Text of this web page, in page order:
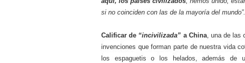
si no coinciden con las de la mayoría del mundo”.
Calificar de “incivilizada” a China, una de las
invenciones que forman parte de nuestra vida
los espaguetis o los helados, además de